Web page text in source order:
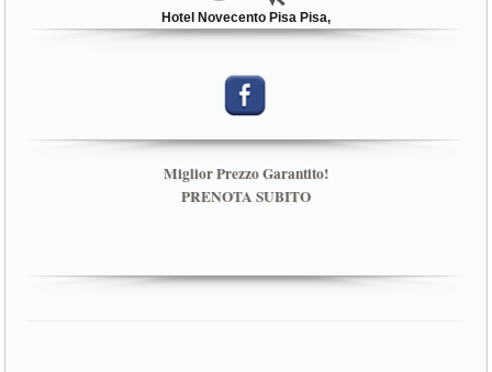
Hotel Novecento Pisa Pisa,
Miglior Prezzo Garantito!
PRENOTA SUBITO